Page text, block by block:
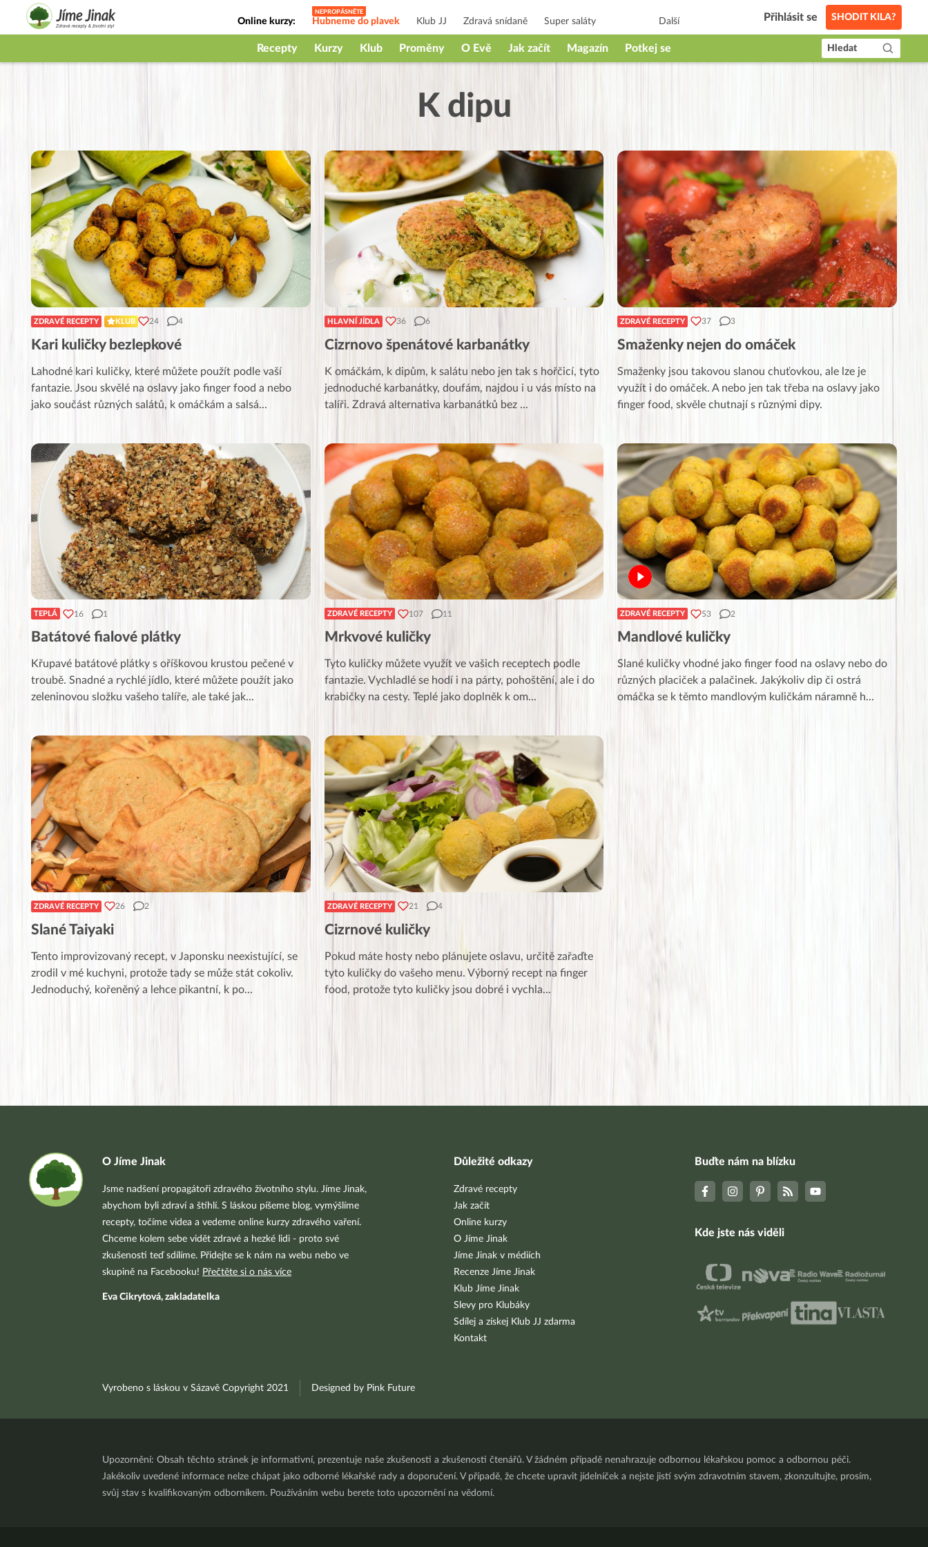
Online kurzy: Hubneme do plavek Klub JJ Zdravá snídaně Super saláty
Jak na babičky
Další Přihlásit se SHODIT KILA?
Recepty Kurzy Klub Proměny O Evě Jak začít Magazín Potkej se Hledat
K dipu
ZDRAVÉ RECEPTY KLUB 24 4
Kari kuličky bezlepkové
Lahodné kari kuličky, které můžete použít podle vaší
fantazie. Jsou skvělé na oslavy jako finger food a nebo
jako součást různých salátů, k omáčkám a salsá...
HLAVNÍ JÍDLA 36 6
Cizrnovo špenátové karbanátky
K omáčkám, k dipům, k salátu nebo jen tak s hořčicí, tyto
jednoduché karbanátky, doufám, najdou i u vás místo na
talíři. Zdravá alternativa karbanátků bez ...
ZDRAVÉ RECEPTY 37 3
Smaženky nejen do omáček
Smaženky jsou takovou slanou chuťovkou, ale lze je
využít i do omáček. A nebo jen tak třeba na oslavy jako
finger food, skvěle chutnají s různými dipy.
TEPLÁ 16 1
Batátové fialové plátky
Křupavé batátové plátky s oříškovou krustou pečené v
troubě. Snadné a rychlé jídlo, které můžete použít jako
zeleninovou složku vašeho talíře, ale také jak...
ZDRAVÉ RECEPTY 107 11
Mrkvové kuličky
Tyto kuličky můžete využít ve vašich receptech podle
fantazie. Vychladlé se hodí i na párty, pohoštění, ale i do
krabičky na cesty. Teplé jako doplněk k om...
ZDRAVÉ RECEPTY 53 2
Mandlové kuličky
Slané kuličky vhodné jako finger food na oslavy nebo do
různých placiček a palačinek. Jakýkoliv dip či ostrá
omáčka se k těmto mandlovým kuličkám náramně h...
ZDRAVÉ RECEPTY 26 2
Slané Taiyaki
Tento improvizovaný recept, v Japonsku neexistující, se
zrodil v mé kuchyni, protože tady se může stát cokoliv.
Jednoduchý, kořeněný a lehce pikantní, k po...
ZDRAVÉ RECEPTY 21 4
Cizrnové kuličky
Pokud máte hosty nebo plánujete oslavu, určitě zařaďte
tyto kuličky do vašeho menu. Výborný recept na finger
food, protože tyto kuličky jsou dobré i vychla...
O Jíme Jinak
Jsme nadšení propagátoři zdravého životního stylu. Jíme Jinak,
abychom byli zdraví a štíhlí. S láskou píšeme blog, vymýšlíme
recepty, točíme videa a vedeme online kurzy zdravého vaření.
Chceme kolem sebe vidět zdravé a hezké lidi - proto své
zkušenosti teď sdílíme. Přidejte se k nám na webu nebo ve
skupině na Facebooku! Přečtěte si o nás více
Eva Cikrytová, zakladatelka
Důležité odkazy
Zdravé recepty
Jak začít
Online kurzy
O Jíme Jinak
Jíme Jinak v médiích
Recenze Jíme Jinak
Klub Jíme Jinak
Slevy pro Klubáky
Sdílej a získej Klub JJ zdarma
Kontakt
Buďte nám na blízku
Kde jste nás viděli
Vyrobeno s láskou v Sázavě Copyright 2021 Designed by Pink Future
Upozornění: Obsah těchto stránek je informativní, prezentuje naše zkušenosti a zkušenosti čtenářů. V žádném případě nenahrazuje odbornou lékařskou pomoc a odbornou péči.
Jakékoliv uvedené informace nelze chápat jako odborné lékařské rady a doporučení. V případě, že chcete upravit jídelníček a nejste jistí svým zdravotním stavem, zkonzultujte, prosím,
svůj stav s kvalifikovaným odborníkem. Používáním webu berete toto upozornění na vědomí.